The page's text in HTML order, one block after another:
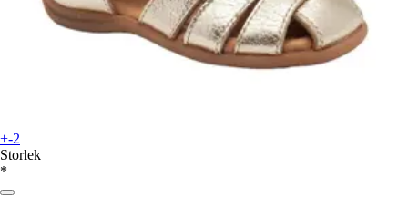
+-2
Storlek
*